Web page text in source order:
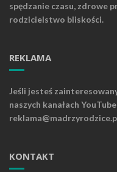
spędzanie czasu, zdrowe
rodzicielstwo bliskości.
REKLAMA
Jeśli jesteś
naszych kanałach
KONTAKT